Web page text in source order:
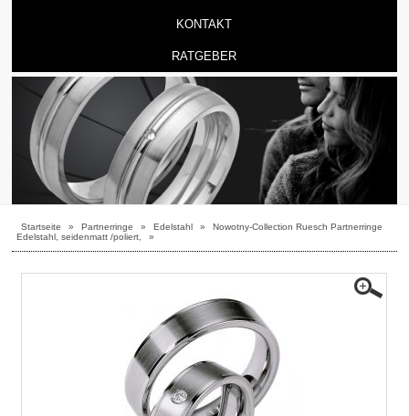
KONTAKT
RATGEBER
Startseite » Partnerringe » Edelstahl »
Nowotny-Collection Ruesch Partnerringe
Edelstahl, seidenmatt /poliert,
»